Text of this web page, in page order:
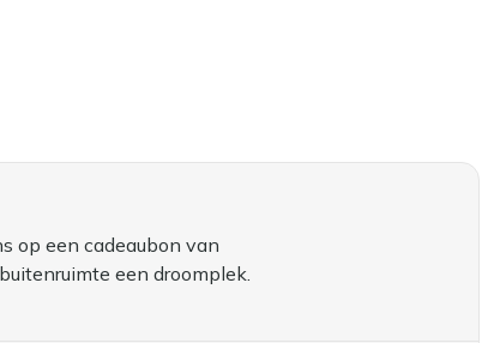
op een cadeaubon van
een droomplek.